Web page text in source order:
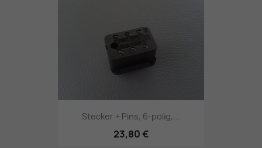
Stecker + Pins, 6-polig,...
23,80 €